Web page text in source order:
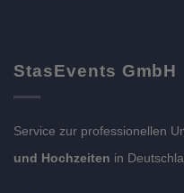
StasEvents GmbH
Service zur professionellen
und Hochzeiten in